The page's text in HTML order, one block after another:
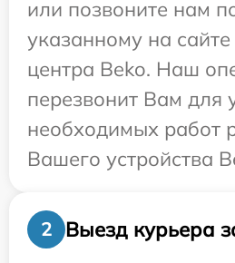
или позвоните нам
указанному на сайте
центра Beko. Наш
перезвонит Вам для
необходимых работ
Вашего устройства
2
Выезд курьера